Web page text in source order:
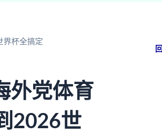
界杯全搞定
外党体育
2026世